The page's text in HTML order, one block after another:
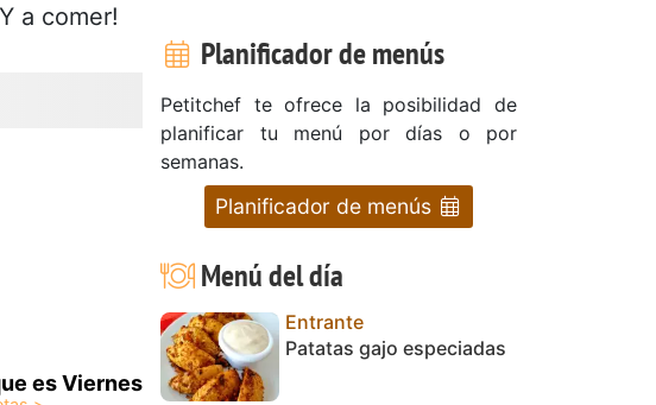
a comer!
es Viernes
Planificador de menús
Petitchef te ofrece la posibilidad de
planificar tu menú por días o por
semanas.
Planificador de menús
Menú del día
Entrante
Patatas gajo especiadas